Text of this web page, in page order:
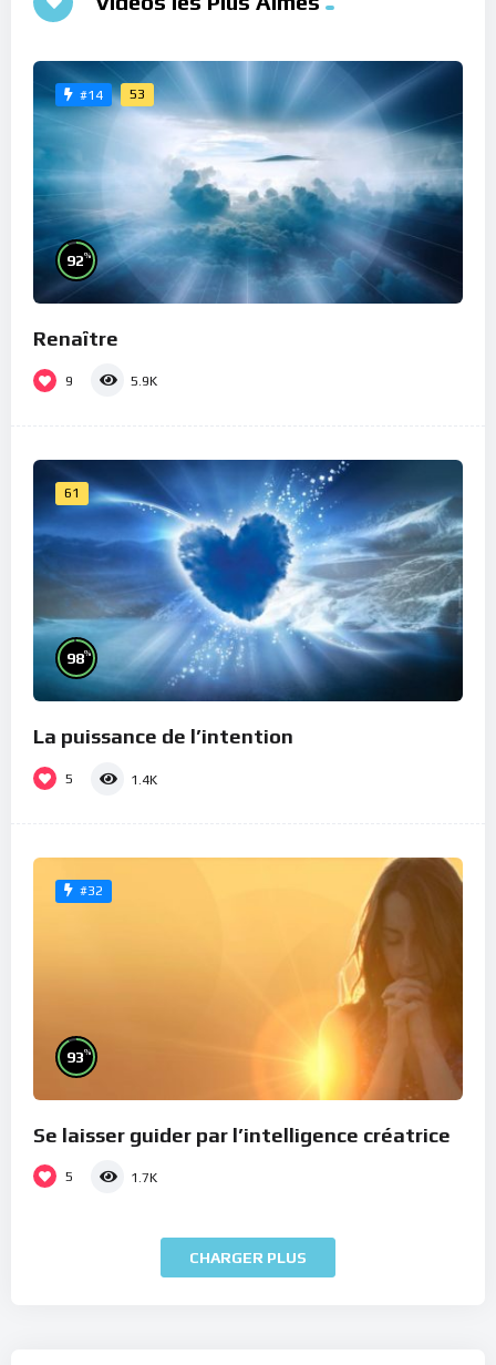
#14 53
92%
Renaître
9 5.9K
61
98%
La puissance de l’intention
5 1.4K
#32
93%
Se laisser guider par l’intelligence créatrice
5 1.7K
CHARGER PLUS